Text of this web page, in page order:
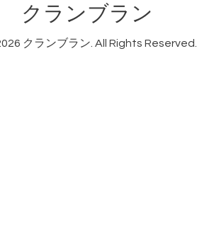
クランブラン
クランブラン. All Rights Reserved.